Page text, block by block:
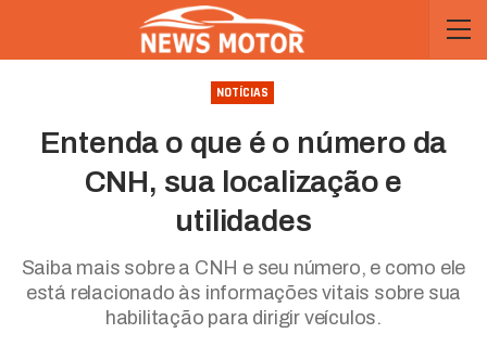
NOTÍCIAS
Entenda o que é o número da
CNH, sua localização e
utilidades
Saiba mais sobre a CNH e seu número, e como ele
está relacionado às informações vitais sobre sua
habilitação para dirigir veículos.